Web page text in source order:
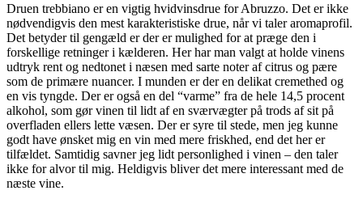
Druen trebbiano er en vigtig hvidvinsdrue for Abruzzo. Det er ikke
nødvendigvis den mest karakteristiske drue, når vi taler aromaprofil.
Det betyder til gengæld er der er mulighed for at præge den i
forskellige retninger i kælderen. Her har man valgt at holde vinens
udtryk rent og nedtonet i næsen med sarte noter af citrus og pære
som de primære nuancer. I munden er der en delikat cremethed og
en vis tyngde. Der er også en del “varme” fra de hele 14,5 procent
alkohol, som gør vinen til lidt af en sværvægter på trods af sit på
overfladen ellers lette væsen. Der er syre til stede, men jeg kunne
godt have ønsket mig en vin med mere friskhed, end det her er
tilfældet. Samtidig savner jeg lidt personlighed i vinen – den taler
ikke for alvor til mig. Heldigvis bliver det mere interessant med de
næste vine.